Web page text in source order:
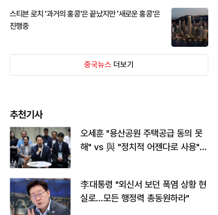
스티븐 로치 '과거의 홍콩'은 끝났지만 '새로운 홍콩'은
진행중
중국뉴스 더보기
추천기사
오세훈 "용산공원 주택공급 동의 못
해" vs 與 "정치적 어젠다로 사용"
李대통령 "외신서 보던 폭염 상황 현
실로…모든 행정력 총동원하라"